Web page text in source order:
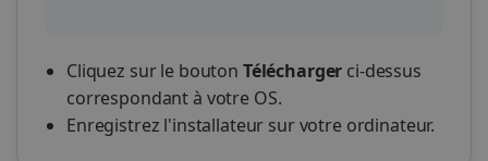
Cliquez sur le bouton Télécharger ci-dessus
correspondant à votre OS.
Enregistrez l'installateur sur votre ordinateur.